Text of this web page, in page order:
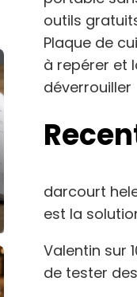
outils
Plaque de
à repérer et
déverrouiller
darcourt
est la
Valentin sur
de tester